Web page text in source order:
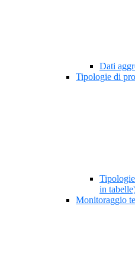
Dati
Tipologie di
in
Monitoraggio